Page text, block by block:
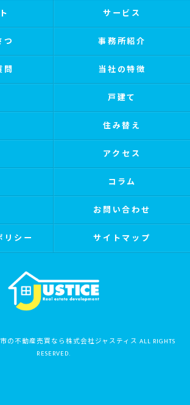
サービス
つ 事務所紹介
問 当社の特徴
戸建て
住み替え
アクセス
コラム
お問い合わせ
リシー サイトマップ
の不動産売買なら株式会社ジャスティス ALL RIGHTS
RESERVED.